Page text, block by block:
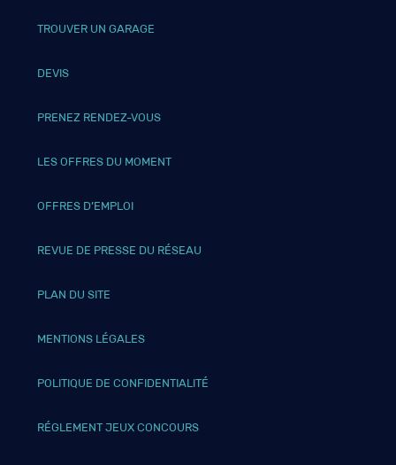
TROUVER UN GARAGE
DEVIS
PRENEZ RENDEZ-VOUS
LES OFFRES DU MOMENT
OFFRES D’EMPLOI
REVUE DE PRESSE DU RÉSEAU
PLAN DU SITE
MENTIONS LÉGALES
POLITIQUE DE CONFIDENTIALITÉ
RÉGLEMENT JEUX CONCOURS